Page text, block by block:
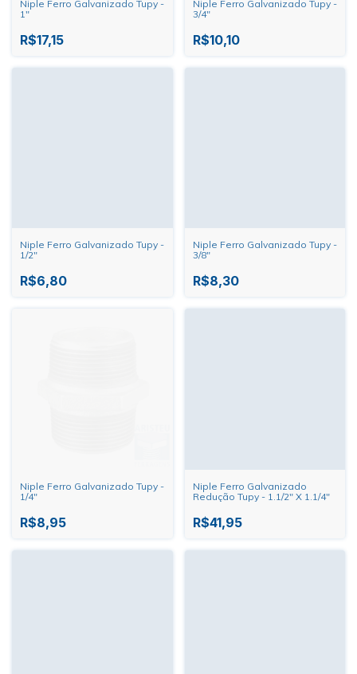
Niple Ferro Galvanizado Tupy -
1"
R$17,15
Niple Ferro Galvanizado Tupy -
3/4"
R$10,10
Niple Ferro Galvanizado Tupy -
1/2"
R$6,80
Niple Ferro Galvanizado Tupy -
3/8"
R$8,30
Niple Ferro Galvanizado Tupy -
1/4"
R$8,95
Niple Ferro Galvanizado
Redução Tupy - 1.1/2" X 1.1/4"
R$41,95